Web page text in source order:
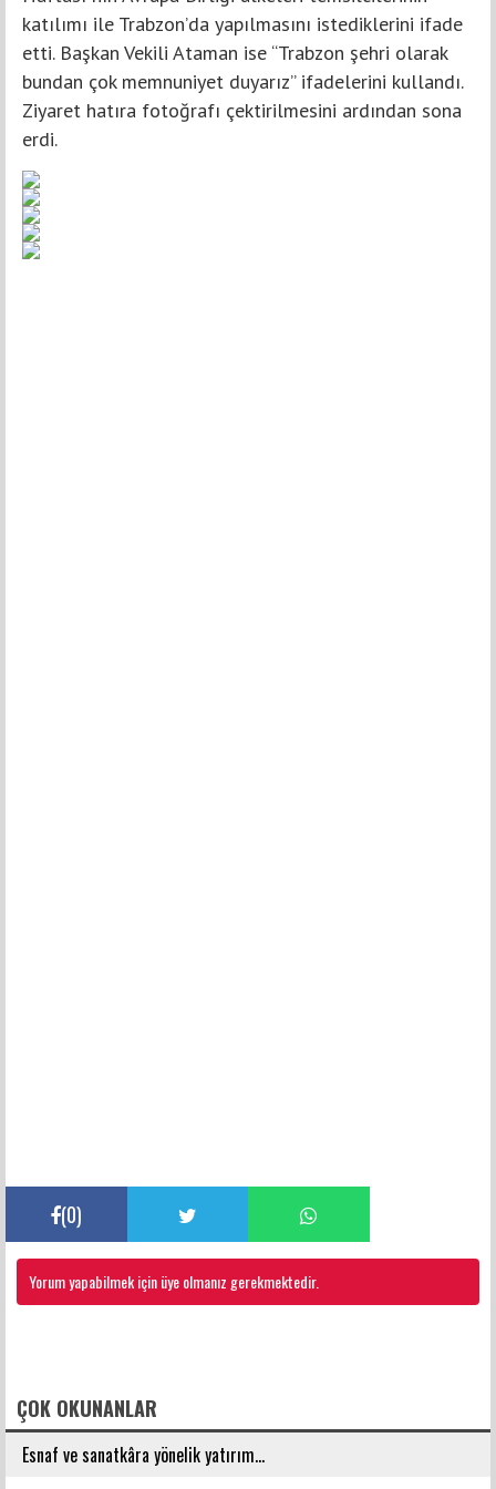
katılımı ile Trabzon’da yapılmasını istediklerini ifade
etti. Başkan Vekili Ataman ise “Trabzon şehri olarak
bundan çok memnuniyet duyarız” ifadelerini kullandı.
Ziyaret hatıra fotoğrafı çektirilmesini ardından sona
erdi.
(0)
Yorum yapabilmek için üye olmanız gerekmektedir.
ÇOK OKUNANLAR
Esnaf ve sanatkâra yönelik yatırım...